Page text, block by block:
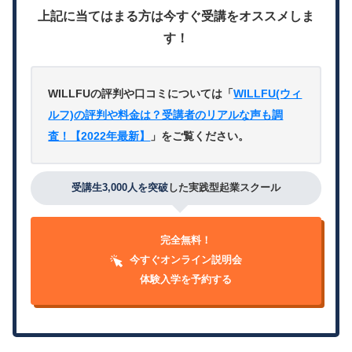
上記に当てはまる方は今すぐ受講をオススメしま
す！
WILLFUの評判や口コミについては「WILLFU(ウィ
ルフ)の評判や料金は？受講者のリアルな声も調
査！【2022年最新】
」をご覧ください。
受講生3,000人を突破 した実践型起業スクール
完全無料！
今すぐオンライン説明会
体験入学を予約する